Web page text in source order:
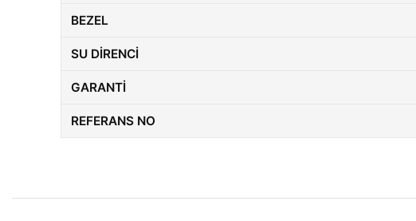
BEZEL
SU DIRENCI
GARANTI
REFERANS NO